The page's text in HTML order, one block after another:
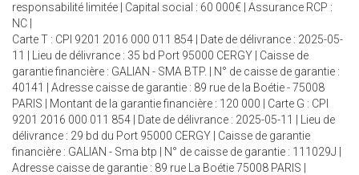
responsabilité limitée | Capital social : 60 000€ | Assurance RCP :
NC |
Carte T : CPI 9201 2016 000 011 854 | Date de délivrance : 2025-05-
11 | Lieu de délivrance : 35 bd Port 95000 CERGY | Caisse de
garantie financière : GALIAN - SMA BTP. | N° de caisse de garantie :
40141 | Adresse caisse de garantie : 89 rue de la Boétie - 75008
PARIS | Montant de la garantie financière : 120 000 | Carte G : CPI
9201 2016 000 011 854 | Date de délivrance : 2025-05-11 | Lieu de
délivrance : 29 bd du Port 95000 CERGY | Caisse de garantie
financière : GALIAN - Sma btp | N° de caisse de garantie : 111029J |
Adresse caisse de garantie : 89 rue La Boétie 75008 PARIS |